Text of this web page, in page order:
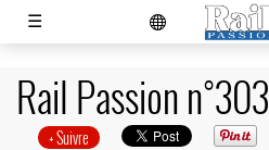
Actualités
Magazines
Boutique
Newsletters
Contacts
Publicité
S'abonner
laviedurail.com
☰
Rail Passion n°303
+ Suivre